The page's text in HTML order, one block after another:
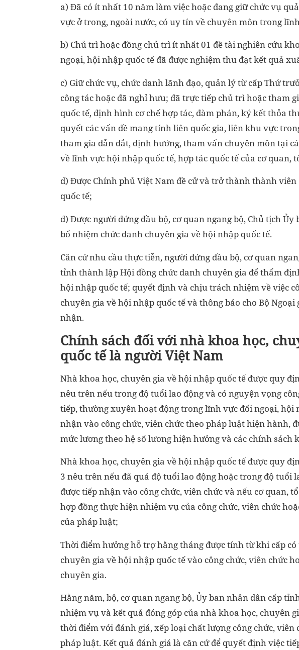
a) Đã có ít nhất 10 năm làm việc hoặc đang giữ chức vụ
vực ở trong, ngoài nước, có uy tín về chuyên môn trong
b) Chủ trì hoặc đồng chủ trì ít nhất 01 đề tài nghiên cứu
ngoại, hội nhập quốc tế đã được nghiệm thu đạt kết quả
c) Giữ chức vụ, chức danh lãnh đạo, quản lý từ cấp Thứ
công tác hoặc đã nghỉ hưu; đã trực tiếp chủ trì hoặc tham
quốc tế, định hình cơ chế hợp tác, đàm phán, ký kết thỏa
quyết các vấn đề mang tính liên quốc gia, liên khu vực
tham gia dẫn dắt, định hướng, tham vấn chuyên môn tại
về lĩnh vực hội nhập quốc tế, hợp tác quốc tế của cơ quan,
d) Được Chính phủ Việt Nam đề cử và trở thành thành
quốc tế;
đ) Được người đứng đầu bộ, cơ quan ngang bộ, Chủ tịch
bổ nhiệm chức danh chuyên gia về hội nhập quốc tế.
Căn cứ nhu cầu thực tiễn, người đứng đầu bộ, cơ quan
tỉnh thành lập Hội đồng chức danh chuyên gia để thẩm
hội nhập quốc tế; quyết định và chịu trách nhiệm về việc
chuyên gia về hội nhập quốc tế và thông báo cho Bộ
nhận.
Chính sách đối với nhà khoa học,
quốc tế là người Việt Nam
Nhà khoa học, chuyên gia về hội nhập quốc tế được quy
nêu trên nếu trong độ tuổi lao động và có nguyện vọng
tiếp, thường xuyên hoạt động trong lĩnh vực đối ngoại, hội
nhận vào công chức, viên chức theo pháp luật hiện hành,
mức lương theo hệ số lương hiện hưởng và các chính sách
Nhà khoa học, chuyên gia về hội nhập quốc tế được quy
3 nêu trên nếu đã quá độ tuổi lao động hoặc trong độ tuổi
được tiếp nhận vào công chức, viên chức và nếu cơ quan,
hợp đồng thực hiện nhiệm vụ của công chức, viên chức
của pháp luật;
Thời điểm hưởng hỗ trợ hằng tháng được tính từ khi cấp
chuyên gia về hội nhập quốc tế vào công chức, viên chức
chuyên gia.
Hằng năm, bộ, cơ quan ngang bộ, Ủy ban nhân dân cấp
nhiệm vụ và kết quả đóng góp của nhà khoa học, chuyên
thời điểm với đánh giá, xếp loại chất lượng công chức,
pháp luật. Kết quả đánh giá là căn cứ để quyết định việc